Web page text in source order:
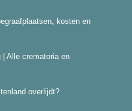
kosten en
| Alle crematoria en
overlijdt?